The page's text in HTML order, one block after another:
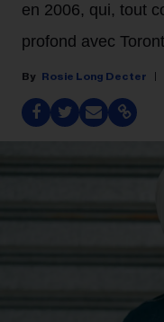
en 2006, qui, tout
profond avec
Rosie Long Decter